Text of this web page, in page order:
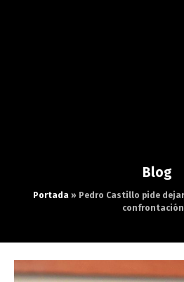
Blog
Portada » Pedro Castillo pide